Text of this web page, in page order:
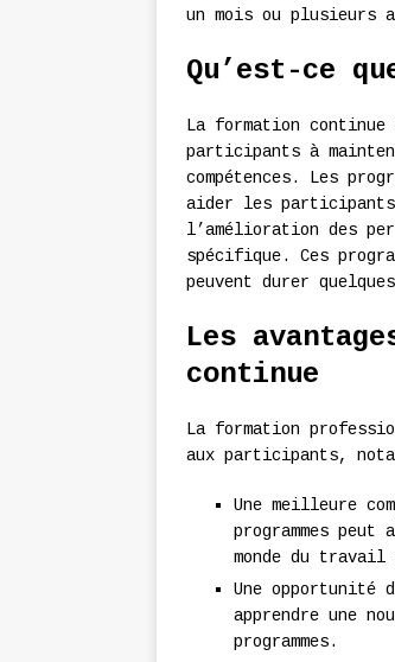
un mois ou plusieurs
Qu’est-ce
La formation
participants à
compétences. Les
aider les
l’amélioration des
spécifique. Ces
peuvent durer
Les
continue
La formation
aux participants,
Une meilleure
programmes
monde du travail
Une opportunité
apprendre une
programmes.